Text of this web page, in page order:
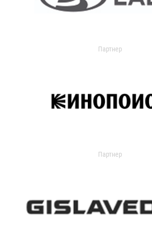
Партнер
Партнер